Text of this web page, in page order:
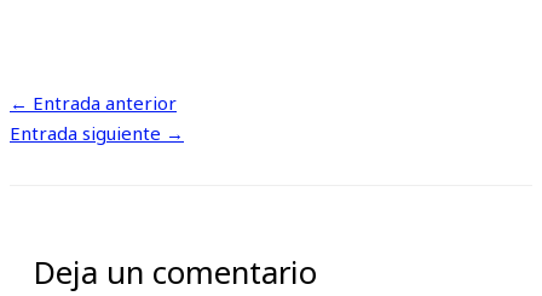
← Entrada anterior
Entrada siguiente →
Deja un comentario